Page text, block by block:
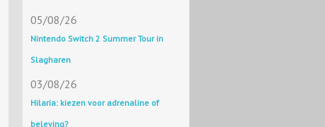
05/08/26
Nintendo Switch 2 Summer Tour in
Slagharen
03/08/26
Hilaria: kiezen voor adrenaline of
beleving?